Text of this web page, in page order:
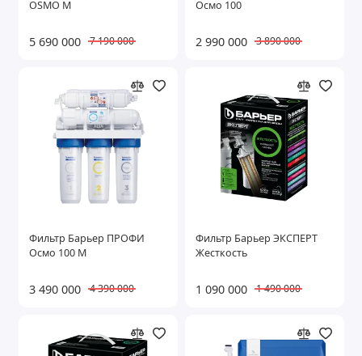
OSMO M
5 690 000 7 190 000
Осмо 100
2 990 000 3 890 000
Фильтр Барьер ПРОФИ
Осмо 100 М
3 490 000 4 390 000
Фильтр Барьер ЭКСПЕРТ
Жесткость
1 090 000 1 490 000